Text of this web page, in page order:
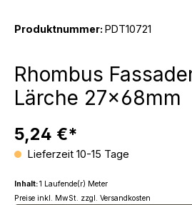
Produktnummer: PDT10721
Rhombus
Lärche 27x68mm
5,24 €*
Lieferzeit 10-15 Tage
Inhalt:1 Laufende(r) Meter
Preise inkl. MwSt. zzgl. Versandkosten